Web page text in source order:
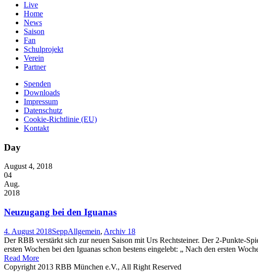
Live
Home
News
Saison
Fan
Schulprojekt
Verein
Partner
Spenden
Downloads
Impressum
Datenschutz
Cookie-Richtlinie (EU)
Kontakt
Day
August 4, 2018
04
Aug.
2018
Neuzugang bei den Iguanas
4. August 2018SeppAllgemein, Archiv 18
Der RBB verstärkt sich zur neuen Saison mit Urs Rechtsteiner. Der 2-Punkte-
ersten Wochen bei den Iguanas schon bestens eingelebt: „ Nach den ersten
Read More
Copyright 2013 RBB München e.V., All Right Reserved